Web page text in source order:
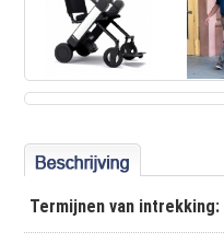
Termijnen van intrekking: